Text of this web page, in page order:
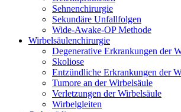
Sehnenchirurgie
Sekundäre Unfallfolgen
Wide-Awake-OP Methode
Wirbelsäulenchirurgie
Degenerative Erkrankungen der
Skoliose
Entzündliche Erkrankungen der
Tumore an der Wirbelsäule
Verletzungen der Wirbelsäule
Wirbelgleiten